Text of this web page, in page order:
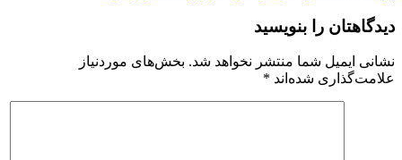
دیدگاهتان را بنویسید
نشانی ایمیل شما منتشر نخواهد شد. بخش‌های موردنیاز
علامت‌گذاری شده‌اند *